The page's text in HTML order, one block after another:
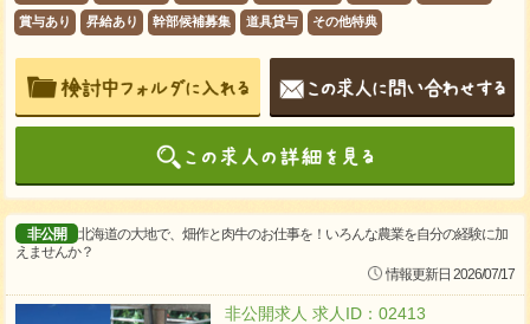
賞与あり 昇給あり 幹部候補募集 道具貸与 その他特典
非公開
北海道の大地で、畑作と肉牛のお仕事を！いろんな農業を自分の経験に加
えませんか？
情報更新日 2026/07/17
非公開求人 求人ID：02413